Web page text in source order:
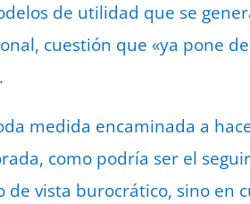
de utilidad que se
cuestión que «ya pone
medida encaminada a
como podría ser el
de vista burocrático, sino en